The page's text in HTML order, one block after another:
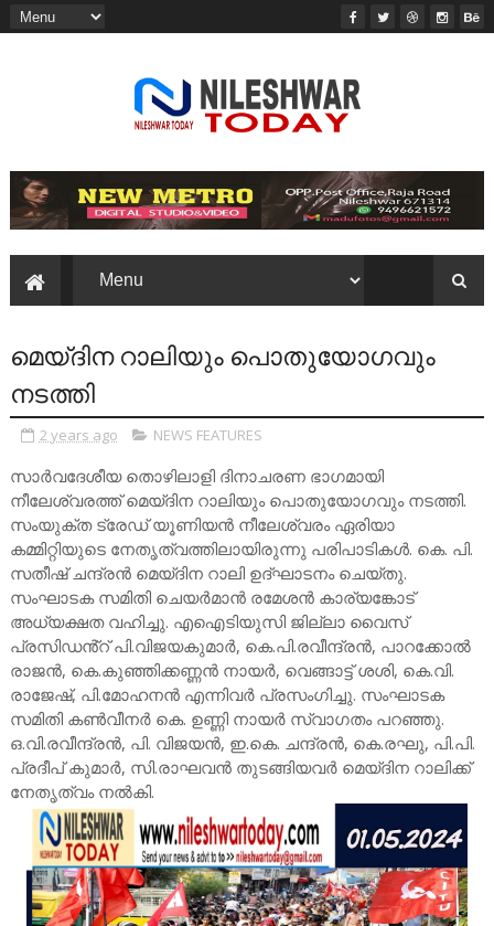
മെയ്ദിന റാലിയും പൊതുയോഗവും
നടത്തി
2 years ago NEWS FEATURES
സാർവദേശീയ തൊഴിലാളി ദിനാചരണ ഭാഗമായി
നീലേശ്വരത്ത് മെയ്ദിന റാലിയും പൊതുയോഗവും നടത്തി.
സംയുക്ത ട്രേഡ് യൂണിയൻ നീലേശ്വരം ഏരിയാ
കമ്മിറ്റിയുടെ നേതൃത്വത്തിലായിരുന്നു പരിപാടികൾ. കെ. പി.
സതീഷ് ചന്ദ്രൻ മെയ്ദിന റാലി ഉദ്ഘാടനം ചെയ്തു.
സംഘാടക സമിതി ചെയർമാൻ രമേശൻ കാര്യങ്കോട്
അധ്യക്ഷത വഹിച്ചു. എഐടിയുസി ജില്ലാ വൈസ്
പ്രസിഡൻ്റ് പി.വിജയകുമാർ, കെ.പി.രവീന്ദ്രൻ, പാറക്കോൽ
രാജൻ, കെ.കുഞ്ഞിക്കണ്ണൻ നായർ, വെങ്ങാട്ട് ശശി, കെ.വി.
രാജേഷ്, പി.മോഹനൻ എന്നിവർ പ്രസംഗിച്ചു. സംഘാടക
സമിതി കൺവീനർ കെ. ഉണ്ണി നായർ സ്വാഗതം പറഞ്ഞു.
ഒ.വി.രവീന്ദ്രൻ, പി. വിജയൻ, ഇ.കെ. ചന്ദ്രൻ, കെ.രഘു, പി.പി.
പ്രദീപ് കുമാർ, സി.രാഘവൻ തുടങ്ങിയവർ മെയ്ദിന റാലിക്ക്
നേതൃത്വം നൽകി.